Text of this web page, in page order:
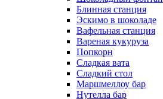
Блинная станция
Эскимо в шоколаде
Вафельная станция
Вареная кукуруза
Попкорн
Сладкая вата
Сладкий стол
Маршмеллоу бар
Нутелла бар